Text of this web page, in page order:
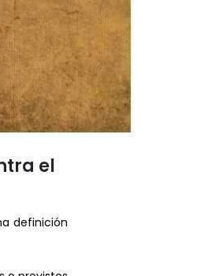
el
definición